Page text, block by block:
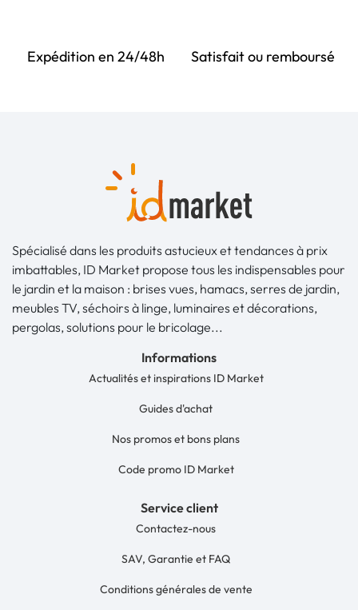
Expédition en 24/48h Satisfait ou remboursé
Spécialisé dans les produits astucieux et tendances à prix
imbattables, ID Market propose tous les indispensables pour
le jardin et la maison : brises vues, hamacs, serres de jardin,
meubles TV, séchoirs à linge, luminaires et décorations,
pergolas, solutions pour le bricolage...
Informations
Actualités et inspirations ID Market
Guides d'achat
Nos promos et bons plans
Code promo ID Market
Service client
Contactez-nous
SAV, Garantie et FAQ
Conditions générales de vente